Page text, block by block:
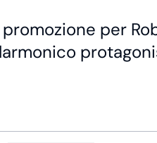
per